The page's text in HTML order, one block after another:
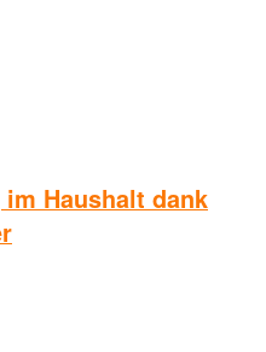
Haushalt dank